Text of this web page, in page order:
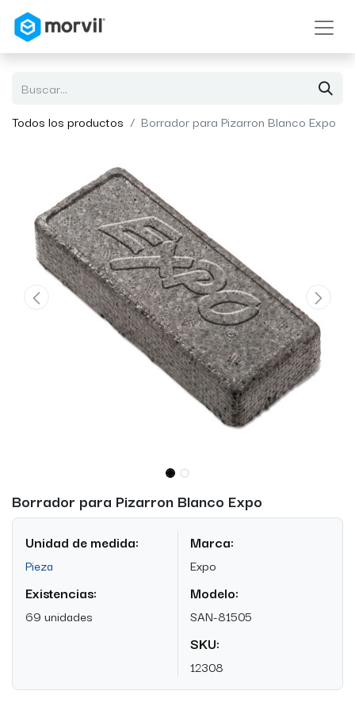
Todos los productos Borrador para Pizarron Blanco Expo
Borrador para Pizarron Blanco Expo
Unidad de medida:
Pieza
Existencias:
69 unidades
Marca:
Expo
Modelo:
SAN-81505
SKU:
12308